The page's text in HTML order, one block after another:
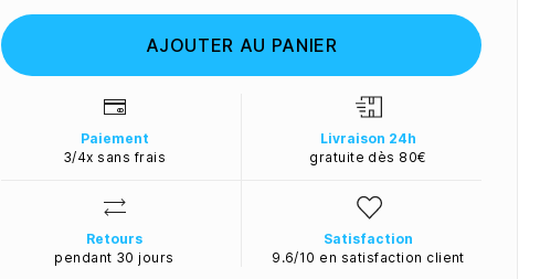
AJOUTER AU PANIER
Paiement
3/4x sans frais
Livraison 24h
gratuite dès 80€
Retours
pendant 30 jours
Satisfaction
9.6/10 en satisfaction client